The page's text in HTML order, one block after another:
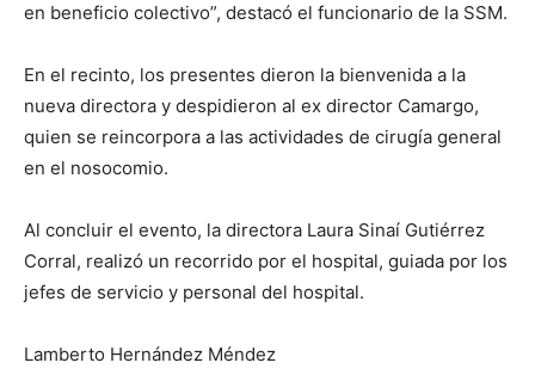
en beneficio colectivo”, destacó el funcionario de la SSM.
En el recinto, los presentes dieron la bienvenida a la
nueva directora y despidieron al ex director Camargo,
quien se reincorpora a las actividades de cirugía general
en el nosocomio.
Al concluir el evento, la directora Laura Sinaí Gutiérrez
Corral, realizó un recorrido por el hospital, guiada por los
jefes de servicio y personal del hospital.
Lamberto Hernández Méndez